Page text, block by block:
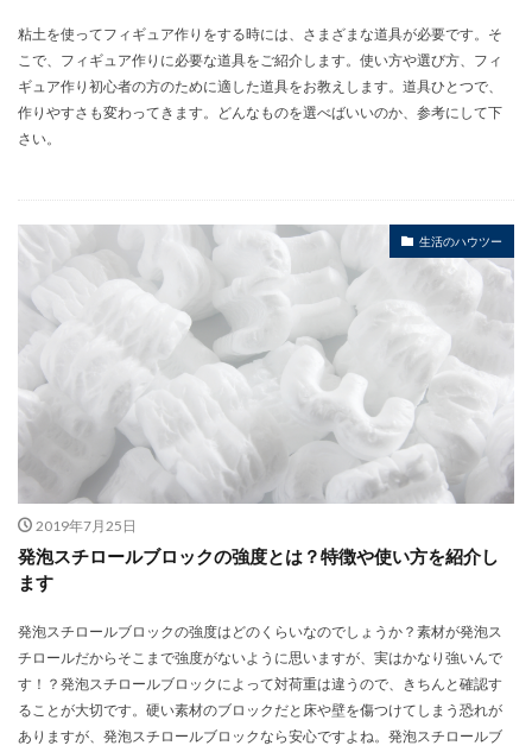
粘土を使ってフィギュア作りをする時には、さまざまな道具が必要です。そ
こで、フィギュア作りに必要な道具をご紹介します。使い方や選び方、フィ
ギュア作り初心者の方のために適した道具をお教えします。道具ひとつで、
作りやすさも変わってきます。どんなものを選べばいいのか、参考にして下
さい。
生活のハウツー
2019年7月25日
発泡スチロールブロックの強度とは？特徴や使い方を紹介し
ます
発泡スチロールブロックの強度はどのくらいなのでしょうか？素材が発泡ス
チロールだからそこまで強度がないように思いますが、実はかなり強いんで
す！？発泡スチロールブロックによって対荷重は違うので、きちんと確認す
ることが大切です。硬い素材のブロックだと床や壁を傷つけてしまう恐れが
ありますが、発泡スチロールブロックなら安心ですよね。発泡スチロールブ